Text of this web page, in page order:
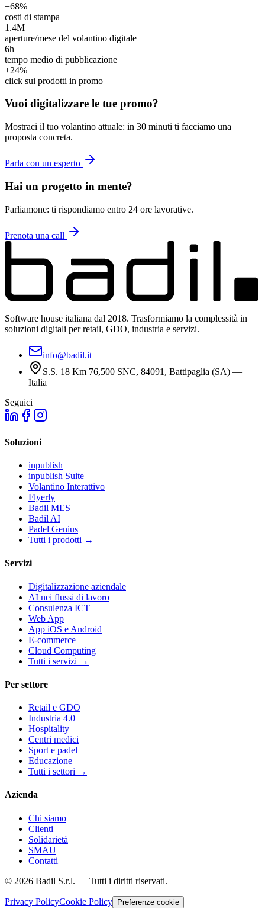
−68%
costi di stampa
1.4M
aperture/mese del volantino digitale
6h
tempo medio di pubblicazione
+24%
click sui prodotti in promo
Vuoi digitalizzare le tue promo?
Mostraci il tuo volantino attuale: in 30 minuti ti facciamo una
proposta concreta.
Parla con un esperto
Hai un progetto in mente?
Parliamone: ti rispondiamo entro 24 ore lavorative.
Prenota una call
Software house italiana dal 2018. Trasformiamo la complessità in
soluzioni digitali per retail, GDO, industria e servizi.
info@badil.it
S.S. 18 Km 76,500 SNC, 84091, Battipaglia (SA) —
Italia
Seguici
Soluzioni
inpublish
inpublish Suite
Volantino Interattivo
Flyerly
Badil MES
Badil AI
Padel Genius
Tutti i prodotti →
Servizi
Digitalizzazione aziendale
AI nei flussi di lavoro
Consulenza ICT
Web App
App iOS e Android
E-commerce
Cloud Computing
Tutti i servizi →
Per settore
Retail e GDO
Industria 4.0
Hospitality
Centri medici
Sport e padel
Educazione
Tutti i settori →
Azienda
Chi siamo
Clienti
Solidarietà
SMAU
Contatti
© 2026 Badil S.r.l. — Tutti i diritti riservati.
Privacy PolicyCookie Policy Preferenze cookie